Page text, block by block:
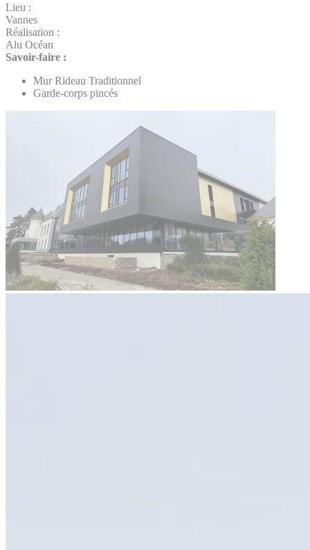
Lieu :
Vannes
Réalisation :
Alu Océan
Savoir-faire :
Mur Rideau Traditionnel
Garde-corps pincés